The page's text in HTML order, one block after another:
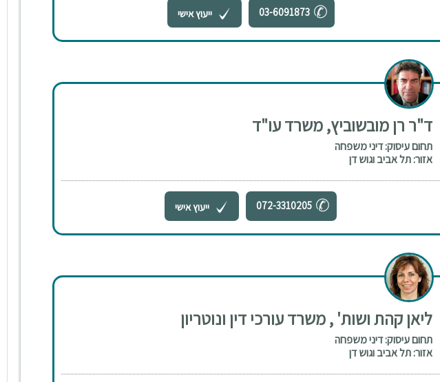
03-6091873 ייעוץ אישי
ד"ר רן מובשוביץ, משרד עו"ד
תחום עיסוק: דיני משפחה
אזור: תל אביב וגוש דן
072-3310205 ייעוץ אישי
ליאן קהת ושות' , משרד עורכי דין ונוטריון
תחום עיסוק: דיני משפחה
אזור: תל אביב וגוש דן